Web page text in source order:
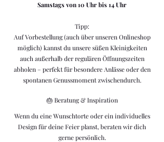
Samstags von 10 Uhr bis 14 Uhr
Tipp:
Auf Vorbestellung (auch über unseren Onlineshop
möglich) kannst du unsere süßen Kleinigkeiten
auch außerhalb der regulären Öffnungszeiten
abholen – perfekt für besondere Anlässe oder den
spontanen Genussmoment zwischendurch.
🎂 Beratung & Inspiration
Wenn du eine Wunschtorte oder ein individuelles
Design für deine Feier planst, beraten wir dich
gerne persönlich.